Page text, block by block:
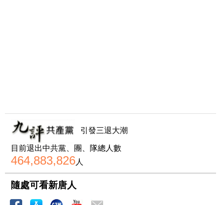
引發三退大潮
目前退出中共黨、團、隊總人數
464,883,826人
隨處可看新唐人